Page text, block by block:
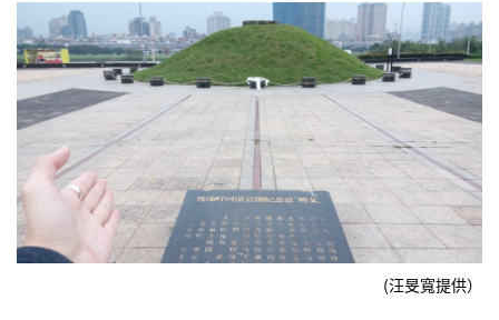
(汪旻寬提供）